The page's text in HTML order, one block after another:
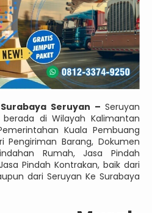
Seruyan – Seruyan
di Wilayah Kalimantan
Kuala Pembuang
Barang, Dokumen
Rumah, Jasa Pindah
Pindah Kontrakan, baik dari
dari Seruyan Ke Surabaya